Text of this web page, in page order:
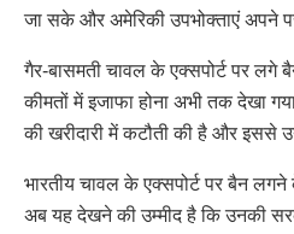
जा सके और अमेरिकी उपभोक्ताएं अपने
गैर-बासमती चावल के एक्सपोर्ट पर लगे
कीमतों में इजाफा होना अभी तक देखा
की खरीदारी में कटौती की है और इससे
भारतीय चावल के एक्सपोर्ट पर बैन
अब यह देखने की उम्मीद है कि उनकी